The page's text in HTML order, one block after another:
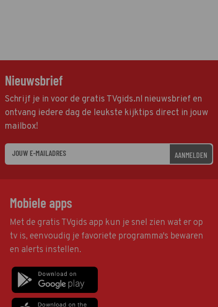
Nieuwsbrief
Schrijf je in voor de gratis TVgids.nl nieuwsbrief en
ontvang iedere dag de leukste kijktips direct in jouw
mailbox!
AANMELDEN
Mobiele apps
Met de gratis TVgids app kun je snel zien wat er op
tv is, eenvoudig je favoriete programma's bewaren
en alerts instellen.